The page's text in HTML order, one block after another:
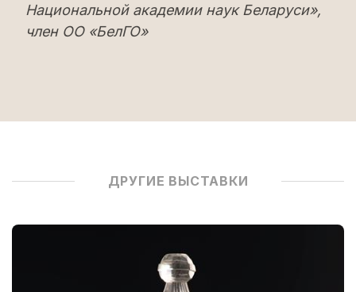
Национальной академии наук Беларуси»,
член ОО «БелГО»
ДРУГИЕ ВЫСТАВКИ